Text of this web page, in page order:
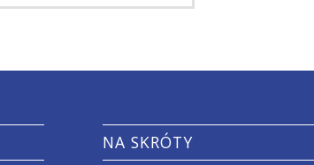
NA SKRÓTY